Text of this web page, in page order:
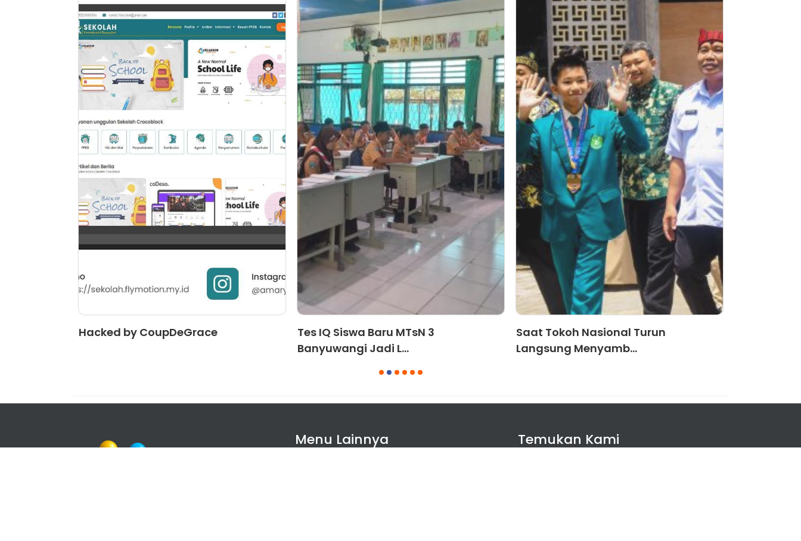
Hacked by CoupDeGrace
Tes IQ Siswa Baru MTsN 3
Banyuwangi Jadi L...
Saat Tokoh Nasional Turun
Langsung Menyamb...
5 6
Menu Lainnya Temukan Kami